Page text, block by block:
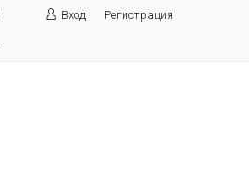
Вход Регистрация